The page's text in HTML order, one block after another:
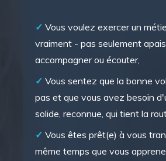
✓ Vous voulez exercer un
vraiment - pas seulement
accompagner ou écouter,
✓ Vous sentez que la bonne
pas et que vous avez besoin
solide, reconnue, qui tient la
✓ Vous êtes prêt(e) à vous
même temps que vous